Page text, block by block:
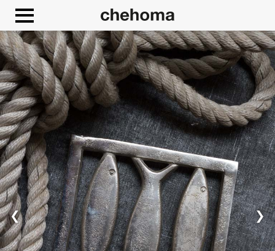
❮ ❯
Panneau de gestion des cookies